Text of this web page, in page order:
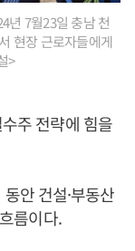
년 7월23일 충남 천
현장 근로자들에게
>
주 전략에 힘을
안 건설·부동산
름이다.